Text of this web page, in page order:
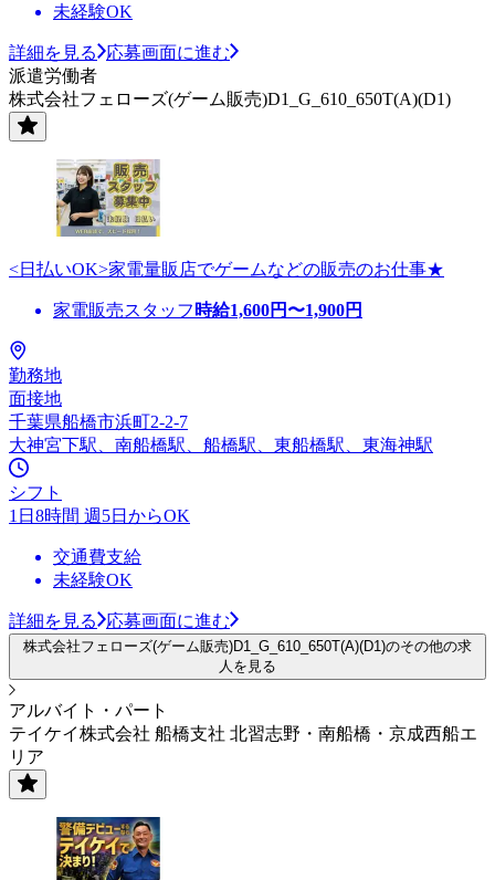
未経験OK
詳細を見る
応募画面に進む
派遣労働者
株式会社フェローズ(ゲーム販売)D1_G_610_650T(A)(D1)
<日払いOK>家電量販店でゲームなどの販売のお仕事★
家電販売スタッフ 時給1,600円〜1,900円
勤務地
面接地
千葉県船橋市浜町2-2-7
大神宮下駅、南船橋駅、船橋駅、東船橋駅、東海神駅
シフト
1日8時間 週5日からOK
交通費支給
未経験OK
詳細を見る 応募画面に進む
株式会社フェローズ(ゲーム販売)D1_G_610_650T(A)(D1)のその他の求
人を見る
アルバイト・パート
テイケイ株式会社 船橋支社 北習志野・南船橋・京成西船エ
リア